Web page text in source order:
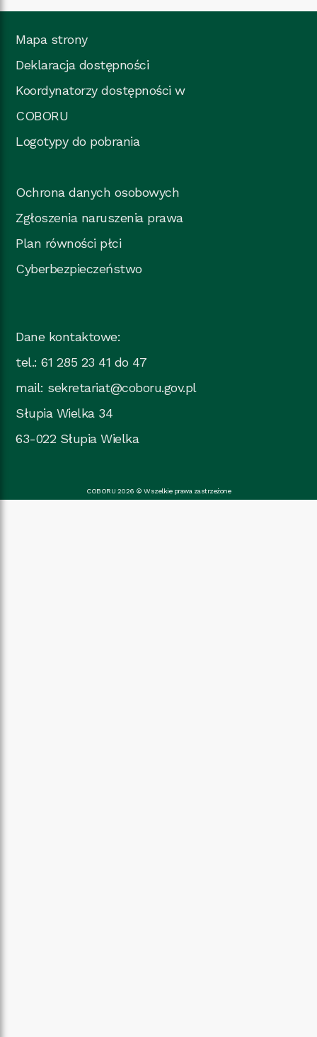
Mapa strony
Deklaracja dostępności
Koordynatorzy dostępności w
COBORU
Logotypy do pobrania
Ochrona danych osobowych
Zgłoszenia naruszenia prawa
Plan równości płci
Cyberbezpieczeństwo
Dane kontaktowe:
tel.: 61 285 23 41 do 47
mail: sekretariat@coboru.gov.pl
Słupia Wielka 34
63-022 Słupia Wielka
COBORU 2026 © Wszelkie prawa zastrzeżone